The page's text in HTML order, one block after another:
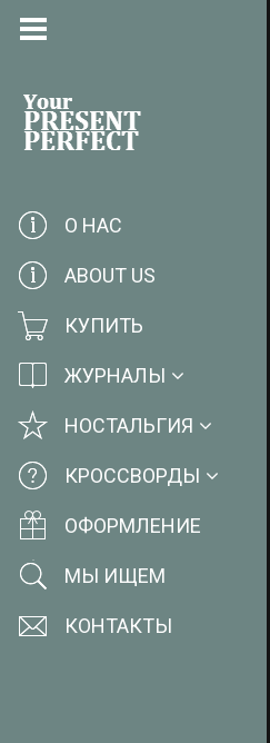
О НАС
ABOUT US
КУПИТЬ
ЖУРНАЛЫ
НОСТАЛЬГИЯ
КРОССВОРДЫ
ОФОРМЛЕНИЕ
МЫ ИЩЕМ
КОНТАКТЫ